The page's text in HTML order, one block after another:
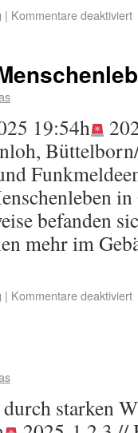
| Kommentare deaktiviert
19:54h
in
befanden
mehr im
| Kommentare deaktiviert
starken